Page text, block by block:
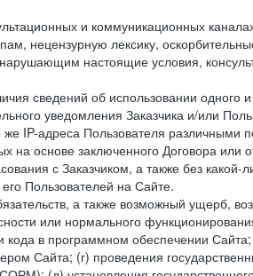
и коммуникационных
нецензурную лексику,
настоящие условия,
сведений об использовании одного
уведомления Заказчика и/или
IP-адреса Пользователя различными
основе заключенного Договора или
с Заказчиком, а также без
Пользователей на Сайте.
а также возможный ущерб,
или нормального
в программном обеспечении Сайта;
Сайта; (г) проведения